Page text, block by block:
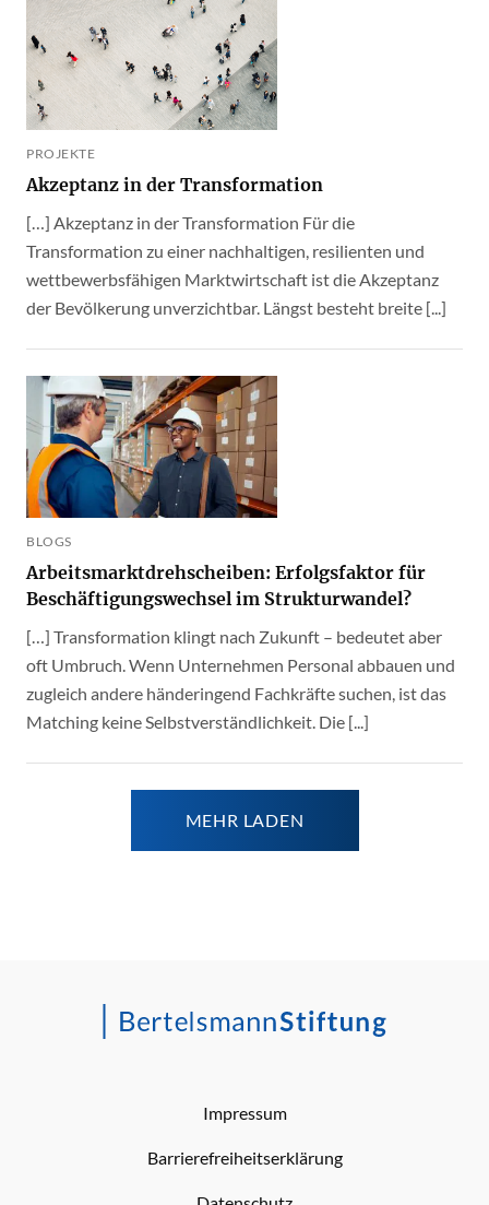
PROJEKTE
Akzeptanz in der Transformation
[…] Akzeptanz in der Transformation Für die
Transformation zu einer nachhaltigen, resilienten und
wettbewerbsfähigen Marktwirtschaft ist die Akzeptanz
der Bevölkerung unverzichtbar. Längst besteht breite [...]
BLOGS
Arbeitsmarktdrehscheiben: Erfolgsfaktor für
Beschäftigungswechsel im Strukturwandel?
[…] Transformation klingt nach Zukunft – bedeutet aber
oft Umbruch. Wenn Unternehmen Personal abbauen und
zugleich andere händeringend Fachkräfte suchen, ist das
Matching keine Selbstverständlichkeit. Die [...]
MEHR LADEN
Impressum
Barrierefreiheitserklärung